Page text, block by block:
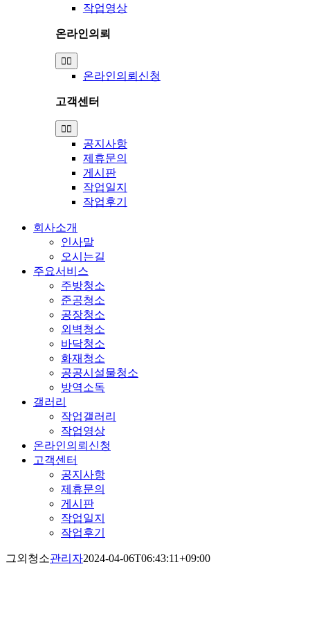
작업영상
온라인의뢰
Toggle
Navigation
온라인의뢰신청
고객센터
Toggle
Navigation
공지사항
제휴문의
게시판
작업일지
작업후기
회사소개
인사말
오시는길
주요서비스
주방청소
준공청소
공장청소
외벽청소
바닥청소
화재청소
공공시설물청소
방역소독
갤러리
작업갤러리
작업영상
온라인의뢰신청
고객센터
공지사항
제휴문의
게시판
작업일지
작업후기
그외청소관리자2024-04-06T06:43:11+09:00